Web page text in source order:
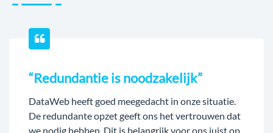
“Redundantie is noodzakelijk”
DataWeb heeft goed meegedacht in onze situatie.
De redundante opzet geeft ons het vertrouwen dat
we nodig hebben. Dit is belangrijk voor ons juist op